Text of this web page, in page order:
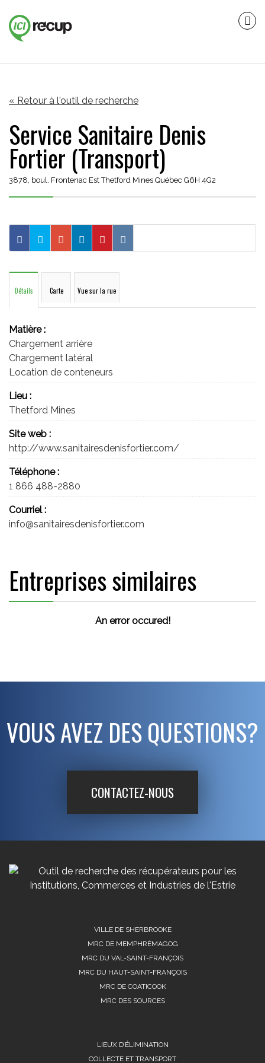
« Retour à l'outil de recherche
Service Sanitaire Denis
Fortier (Transport)
3878, boul. Frontenac Est Thetford Mines Québec G6H 4G2
Détails Carte Vue sur la rue
Matière :
Chargement arrière
Chargement latéral
Location de conteneurs
Lieu :
Thetford Mines
Site web :
http://www.sanitairesdenisfortier.com/
Téléphone :
1 866 488-2880
Courriel :
info@sanitairesdenisfortier.com
Entreprises similaires
An error occured!
VOUS AVEZ DES QUESTIONS?
CONTACTEZ-NOUS
VILLE DE SHERBROOKE
MRC DE MEMPHRÉMAGOG
MRC DU VAL-SAINT-FRANÇOIS
MRC DU HAUT-SAINT-FRANÇOIS
MRC DE COATICOOK
MRC DES SOURCES
LIEUX D’ÉLIMINATION
COLLECTE ET TRANSPORT